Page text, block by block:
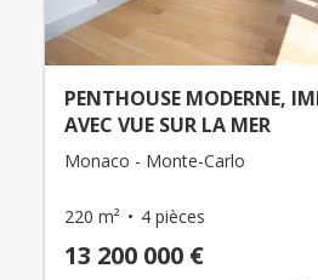
PENTHOUSE MODERNE,
AVEC VUE SUR LA MER
Monaco - Monte-Carlo
220 m² 4 pièces
13 200 000 €